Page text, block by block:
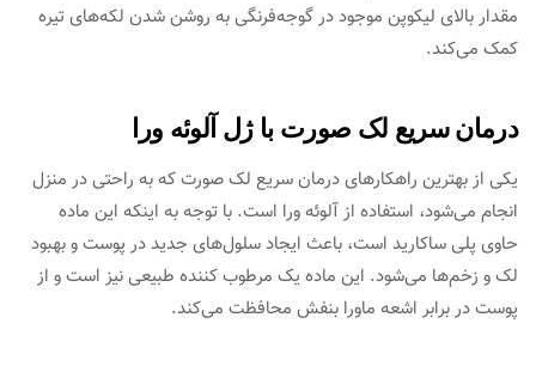
مقدار بالای لیکوپن موجود در گوجه‌فرنگی به روشن شدن لکه‌‌های تیره
کمک ‌‌می‌کند.
درمان سریع لک صورت با ژل آلوئه ­ورا
یکی از بهترین راهکارهای درمان سریع لک صورت که به راحتی در منزل
انجام ‌‌می‌شود، استفاده از آلوئه ورا است. با توجه به اینکه این ماده
حاوی پلی ساکارید است، باعث ایجاد سلول‌‌های جدید در پوست و بهبود
لک و زخم‌‌ها ‌‌می‌شود. این ماده یک مرطوب کننده طبیعی نیز است و از
پوست در برابر اشعه ماورا بنفش محافظت ‌‌می‌کند.